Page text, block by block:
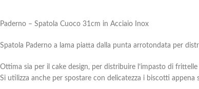
Paderno – Spatola Cuoco 31cm in Acciaio Inox
Spatola Paderno a lama piatta dalla punta arrotondata per
Ottima sia per il cake design, per distribuire l’impasto di
Si utilizza anche per spostare con delicatezza i biscotti